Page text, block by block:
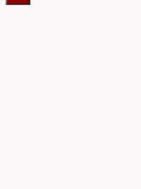
Luk